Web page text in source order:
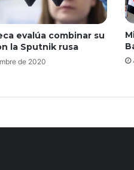
evalúa combinar su
la Sputnik rusa
de 2020